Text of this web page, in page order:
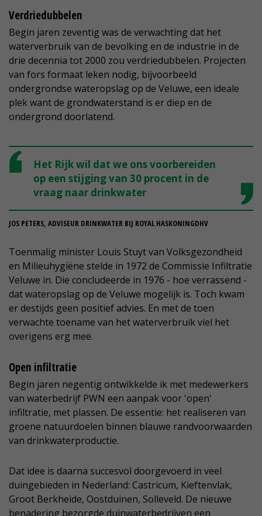
Verdriedubbelen
Begin jaren zeventig was de verwachting dat het
waterverbruik van de bevolking en de industrie in de
drie decennia tot 2000 zou verdriedubbelen. Projecten
van fors formaat leken nodig, bijvoorbeeld
ondergrondse wateropslag op de Veluwe, een ideale
plek want de grondwaterstand is er diep en de
ondergrond doorlatend.
Het Rijk wil dat we ons voorbereiden
op een stijging van 30 procent in de
vraag naar drinkwater
JOS PETERS, ADVISEUR DRINKWATER BIJ ROYAL HASKONINGDHV
Toenmalig minister Louis Stuyt van Volksgezondheid
en Milieuhygiëne stelde in 1972 de Commissie Infiltratie
Veluwe in. Die concludeerde in 1976 - hoe verrassend -
dat wateropslag op de Veluwe mogelijk is. Toch kwam
er destijds geen positief advies. En met de toen
verwachte toename van het waterverbruik viel het
overigens erg mee.
Open infiltratie
Begin jaren negentig ontwikkelde ik met medewerkers
van waterbedrijf PWN een aanpak voor 'open'
infiltratie, met plassen. De essentie: het realiseren van
groene natuurdoelen binnen blauwe randvoorwaarden
van drinkwaterproductie.
Dat idee is daarna succesvol doorgevoerd in veel
duingebieden in Nederland: Castricum, Kieftenvlak,
Groot Berkheide, Oostduinen, Solleveld. De nieuwe
benadering bezorgde duinwaterbedrijven een